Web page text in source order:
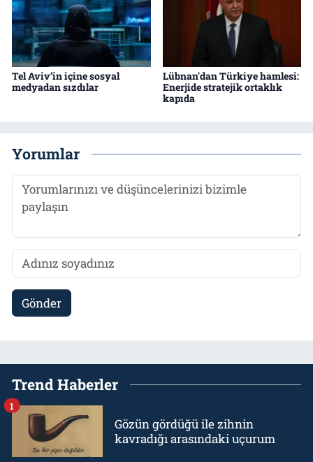
Tel Aviv’in içine sosyal
medyadan sızdılar
Lübnan'dan Türkiye hamlesi:
Enerjide stratejik ortaklık
kapıda
Yorumlar
Gönder
Trend Haberler
Gözün gördüğü ile zihnin
kavradığı arasındaki uçurum
1